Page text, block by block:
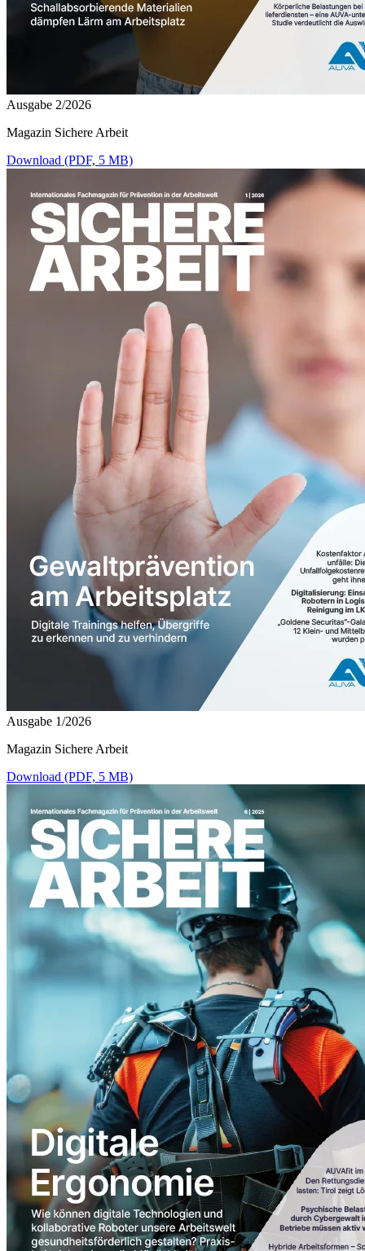
Ausgabe 2/2026
Magazin Sichere Arbeit
Download (PDF, 5 MB)
Ausgabe 1/2026
Magazin Sichere Arbeit
Download (PDF, 5 MB)